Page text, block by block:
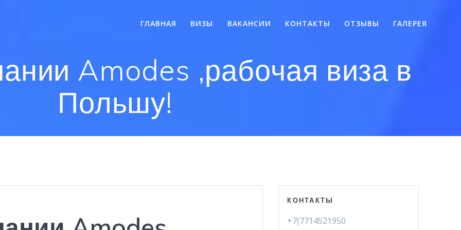
ГЛАВНАЯ ВИЗЫ ВАКАНСИИ КОНТАКТЫ ОТЗЫВЫ ГАЛЕРЕЯ
Amodes ,рабочая виза в
Польшу!
КОНТАКТЫ
+7(7714521950